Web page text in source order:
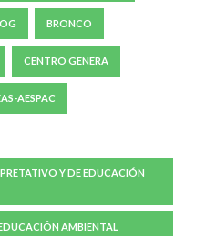
BRONCO
CENTRO GENERA
AESPAC
Y DE EDUCACIÓN
AMBIENTAL